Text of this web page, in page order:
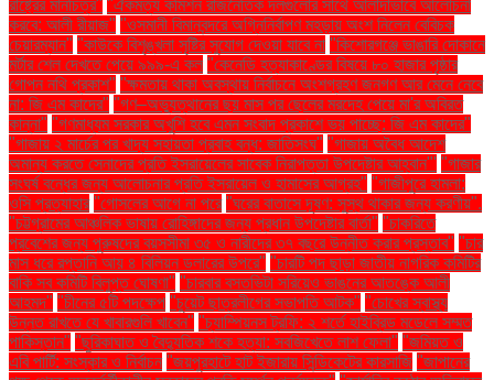
রাষ্ট্রের মানচিত্র" "ঐকমত্য কমিশন রাজনৈতিক দলগুলোর সাথে আলাদাভাবে আলোচনা
করবে: আলী রীয়াজ" "ওসমানী বিমানবন্দরে অগ্নিনির্বাপণ মহড়ায় অংশ নিলেন বেবিচক
চেয়ারম্যান" "কাউকে বিশৃঙ্খলা সৃষ্টির সুযোগ দেওয়া যাবে না "কিশোরগঞ্জে ভাঙারি দোকানে
মর্টার শেল দেখতে পেয়ে ৯৯৯-এ কল "কেনেডি হত্যাকাণ্ডের বিষয়ে ৮০ হাজার পৃষ্ঠার
গোপন নথি প্রকাশ" "ক্ষমতায় থাকা অবস্থায় নির্বাচনে অংশগ্রহণ জনগণ আর মেনে নেবে
না: জি এম কাদের" "গণ–অভ্যুত্থানের ছয় মাস পর ছেলের মরদেহ পেয়ে মা'র অবিরত
কান্না" "গণমাধ্যম সরকার অখুশি হবে এমন সংবাদ প্রকাশে ভয় পাচ্ছে: জি এম কাদের"
"গাজায় ২ মার্চের পর খাদ্য সহায়তা প্রবাহ বন্ধ: জাতিসংঘ" "গাজায় অবৈধ আদেশ
অমান্য করতে সেনাদের প্রতি ইসরায়েলের সাবেক নিরাপত্তা উপদেষ্টার আহ্বান"' "গাজার
সংঘর্ষ বন্ধের জন্য আলোচনার প্রতি ইসরায়েল ও হামাসের আগ্রহ" "গাজীপুরে হামলা:
ওসি প্রত্যাহার "গোসলের আগে না পরে "ঘরের বাতাসে দূষণ: সুস্থ থাকার জন্য করণীয়".
"চট্টগ্রামের আঞ্চলিক ভাষায় রোহিঙ্গাদের জন্য প্রধান উপদেষ্টার বার্তা" "চাকরিতে
প্রবেশের জন্য পুরুষদের বয়সসীমা ৩৫ ও নারীদের ৩৭ বছরে উন্নীত করার প্রস্তাব" "চার
মাস ধরে রপ্তানি আয় ৪ বিলিয়ন ডলারের উপরে" "চারটি পদ ছাড়া জাতীয় নাগরিক কমিটির
বাকি সব কমিটি বিলুপ্ত ঘোষণা" "চারবার বসতভিটা সরিয়েও ভাঙনের আতঙ্কে আলী
আহমদ" "চীনের ৫টি পদক্ষেপ "চুয়েট ছাত্রলীগের সভাপতি আটক" "চোখের স্বাস্থ্য
উন্নত রাখতে যে খাবারগুলি খাবেন" "চ্যাম্পিয়নস ট্রফি: ২ শর্তে হাইব্রিড মডেলে সম্মত
পাকিস্তান" "ছুরিকাঘাত ও বৈদ্যুতিক শকে হত্যা: সবজিখেতে লাশ ফেলা" "জমিয়ত ও
এবি পার্টি: সংস্কার ও নির্বাচন "জয়পুরহাটে হাট ইজারায় সিন্ডিকেটের কারসাজি "জাপানের